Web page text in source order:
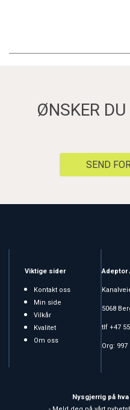
ØNSKER
SEND
Viktige sider
Kontakt oss
Min side
Vilkår
Kvalitet
Om oss
Adeptor
5068
tlf +47
Org: 997
Nysgjerrig på